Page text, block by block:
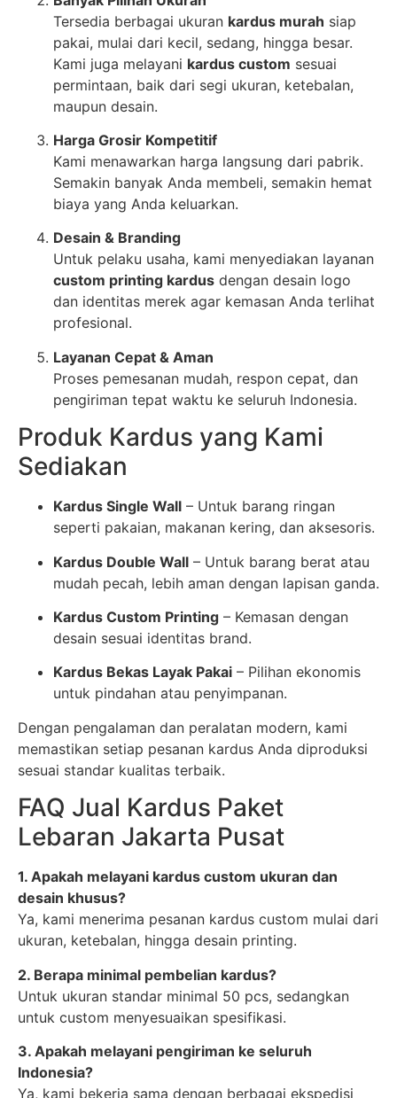
Tersedia berbagai ukuran kardus murah siap
pakai, mulai dari kecil, sedang, hingga besar.
Kami juga melayani kardus custom sesuai
permintaan, baik dari segi ukuran, ketebalan,
maupun desain.
Harga Grosir Kompetitif
Kami menawarkan harga langsung dari pabrik.
Semakin banyak Anda membeli, semakin hemat
biaya yang Anda keluarkan.
Desain & Branding
Untuk pelaku usaha, kami menyediakan layanan
custom printing kardus dengan desain logo
dan identitas merek agar kemasan Anda terlihat
profesional.
Layanan Cepat & Aman
Proses pemesanan mudah, respon cepat, dan
pengiriman tepat waktu ke seluruh Indonesia.
Produk Kardus yang Kami
Sediakan
Kardus Single Wall – Untuk barang ringan
seperti pakaian, makanan kering, dan aksesoris.
Kardus Double Wall – Untuk barang berat atau
mudah pecah, lebih aman dengan lapisan ganda.
Kardus Custom Printing – Kemasan dengan
desain sesuai identitas brand.
Kardus Bekas Layak Pakai – Pilihan ekonomis
untuk pindahan atau penyimpanan.
Dengan pengalaman dan peralatan modern, kami
memastikan setiap pesanan kardus Anda diproduksi
sesuai standar kualitas terbaik.
FAQ Jual Kardus Paket
Lebaran Jakarta Pusat
1. Apakah melayani kardus custom ukuran dan
desain khusus?
Ya, kami menerima pesanan kardus custom mulai dari
ukuran, ketebalan, hingga desain printing.
2. Berapa minimal pembelian kardus?
Untuk ukuran standar minimal 50 pcs, sedangkan
untuk custom menyesuaikan spesifikasi.
3. Apakah melayani pengiriman ke seluruh
Indonesia?
Ya, kami bekerja sama dengan berbagai ekspedisi